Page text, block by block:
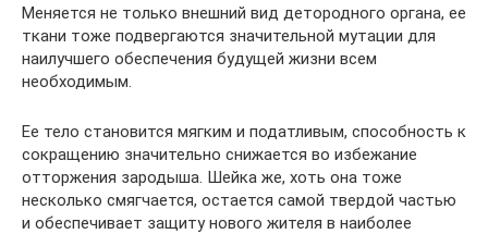
Меняется не только внешний вид детородного органа, ее
ткани тоже подвергаются значительной мутации для
наилучшего обеспечения будущей жизни всем
необходимым.
Ее тело становится мягким и податливым, способность к
сокращению значительно снижается во избежание
отторжения зародыша. Шейка же, хоть она тоже
несколько смягчается, остается самой твердой частью
и обеспечивает защиту нового жителя в наиболее